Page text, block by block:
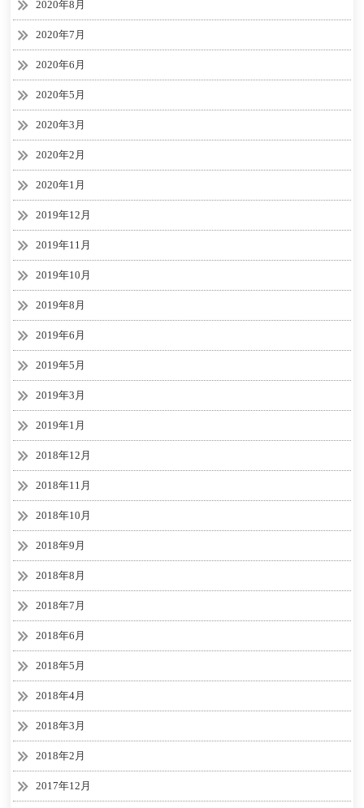
2020年8月
2020年7月
2020年6月
2020年5月
2020年3月
2020年2月
2020年1月
2019年12月
2019年11月
2019年10月
2019年8月
2019年6月
2019年5月
2019年3月
2019年1月
2018年12月
2018年11月
2018年10月
2018年9月
2018年8月
2018年7月
2018年6月
2018年5月
2018年4月
2018年3月
2018年2月
2017年12月